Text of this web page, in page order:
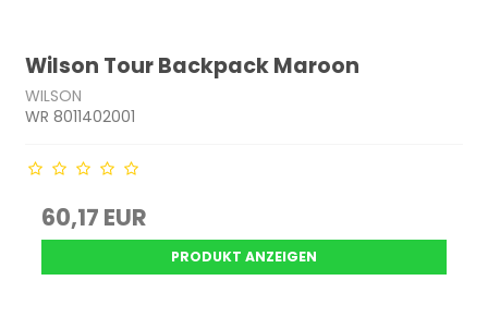
Wilson Tour Backpack Maroon
WILSON
WR 8011402001
60,17 EUR
PRODUKT ANZEIGEN